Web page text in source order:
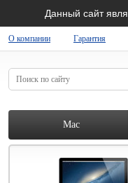
Данный сайт
О компании Гарантия
Mac